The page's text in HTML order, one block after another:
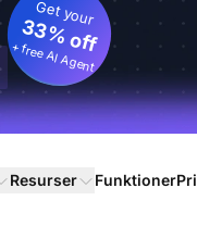
Get your
33% off
+ free AI Agent
Resurser Funktioner